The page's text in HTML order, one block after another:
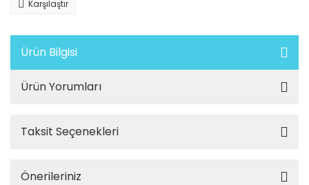
Karşılaştır
Ürün Bilgisi
Ürün Yorumları
Taksit Seçenekleri
Önerileriniz